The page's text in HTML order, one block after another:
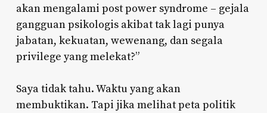
akan mengalami post power syndrome – gejala
gangguan psikologis akibat tak lagi punya
jabatan, kekuatan, wewenang, dan segala
privilege yang melekat?”
Saya tidak tahu. Waktu yang akan
membuktikan. Tapi jika melihat peta politik